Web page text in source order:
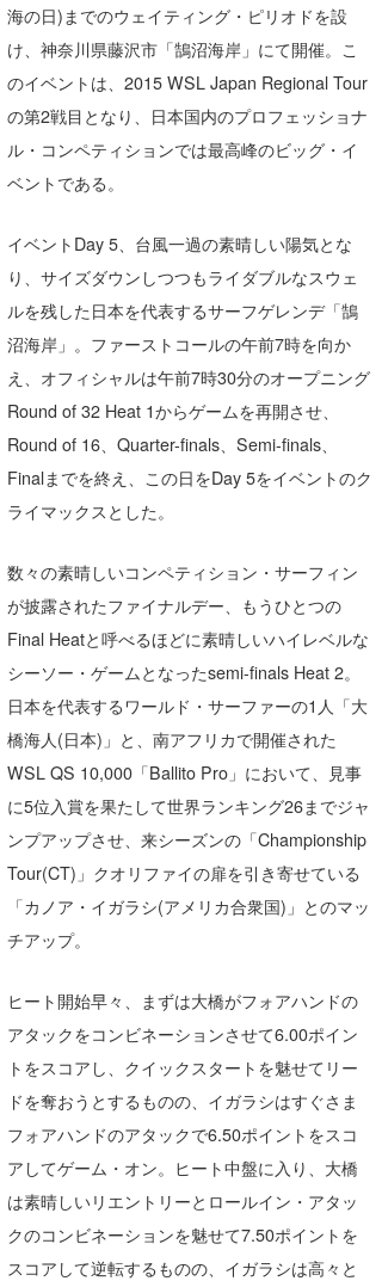
海の日)までのウェイティング・ピリオドを設
け、神奈川県藤沢市「鵠沼海岸」にて開催。こ
のイベントは、2015 WSL Japan Regional Tour
の第2戦目となり、日本国内のプロフェッショナ
ル・コンペティションでは最高峰のビッグ・イ
ベントである。
イベントDay 5、台風一過の素晴しい陽気とな
り、サイズダウンしつつもライダブルなスウェ
ルを残した日本を代表するサーフゲレンデ「鵠
沼海岸」。ファーストコールの午前7時を向か
え、オフィシャルは午前7時30分のオープニング
Round of 32 Heat 1からゲームを再開させ、
Round of 16、Quarter-finals、Semi-finals、
Finalまでを終え、この日をDay 5をイベントのク
ライマックスとした。
数々の素晴しいコンペティション・サーフィン
が披露されたファイナルデー、もうひとつの
Final Heatと呼べるほどに素晴しいハイレベルな
シーソー・ゲームとなったsemi-finals Heat 2。
日本を代表するワールド・サーファーの1人「大
橋海人(日本)」と、南アフリカで開催された
WSL QS 10,000「Ballito Pro」において、見事
に5位入賞を果たして世界ランキング26までジャ
ンプアップさせ、来シーズンの「Championship
Tour(CT)」クオリファイの扉を引き寄せている
「カノア・イガラシ(アメリカ合衆国)」とのマッ
チアップ。
ヒート開始早々、まずは大橋がフォアハンドの
アタックをコンビネーションさせて6.00ポイン
トをスコアし、クイックスタートを魅せてリー
ドを奪おうとするものの、イガラシはすぐさま
フォアハンドのアタックで6.50ポイントをスコ
アしてゲーム・オン。ヒート中盤に入り、大橋
は素晴しいリエントリーとロールイン・アタッ
クのコンビネーションを魅せて7.50ポイントを
スコアして逆転するものの、イガラシは高々と
ライター/寄稿メディア
Core Surf Japan
Naoya Kimoto
Yasunari Inoue
Yoshiyuki Obata
arukasvision
DELTA FORCE SURF
CBA Films
熊谷素子
メディア
Colors MAGAZINE
WAVAL
福島寿実子
中浦“JET”章
嵯峨明日香
進士剛光
田原啓江
植村未来
NOBUFUKU
大野”MAR”修聖
喜納海人
波伝説スタッフ
☆加藤
+☆maki☆+
Aichan
chan-U
ECE
G◎Da
H
KID
KOBU
KY
MIN
mitz
OYZ
Soulman
VAGY
waka☆=
YUKI☆
たっちー
ハンマー
波伝説